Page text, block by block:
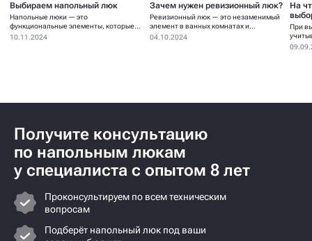
Выбираем напольный люк
Напольные люки — это
функциональные элементы, которые
устанавливаются для...
10.11.2024
Зачем нужен ревизионный люк?
Ревизионный люк — это незаменимый
элемент в ванных комнатах и...
04.10.2024
На
При
Получите консультацию
по напольным люкам
у специалиста с опытом 8 лет
Проконсультируем по всем техническим
вопросам
Подберёт напольный люк под ваши